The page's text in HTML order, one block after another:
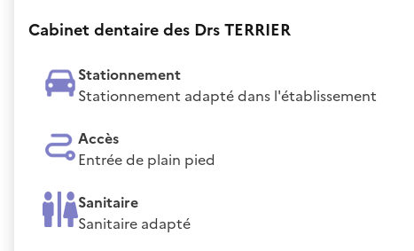
Cabinet dentaire des Drs TERRIER
Stationnement
Stationnement adapté dans l'établissement
Accès
Entrée de plain pied
Sanitaire
Sanitaire adapté